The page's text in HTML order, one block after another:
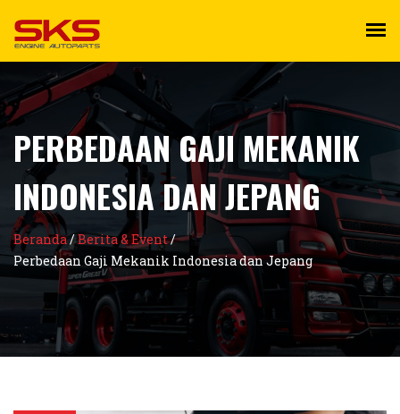
PERBEDAAN GAJI MEKANIK
INDONESIA DAN JEPANG
Beranda/Berita & Event/
Perbedaan Gaji Mekanik Indonesia dan Jepang